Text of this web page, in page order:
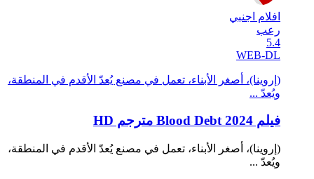
افلام اجنبي
رعب
5.4
WEB-DL
(إروينا)، أصغر الأبناء، تعمل في مصنع يُعدّ الأقدم في المنطقة،
ويُعدّ ...
فيلم Blood Debt 2024 مترجم HD
(إروينا)، أصغر الأبناء، تعمل في مصنع يُعدّ الأقدم في المنطقة،
ويُعدّ ...